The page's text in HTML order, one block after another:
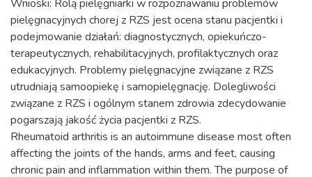
Wnioski: Rolą pielęgniarki w rozpoznawaniu problemów
pielęgnacyjnych chorej z RZS jest ocena stanu pacjentki i
podejmowanie działań: diagnostycznych, opiekuńczo-
terapeutycznych, rehabilitacyjnych, profilaktycznych oraz
edukacyjnych. Problemy pielęgnacyjne związane z RZS
utrudniają samoopiekę i samopielęgnację. Dolegliwości
związane z RZS i ogólnym stanem zdrowia zdecydowanie
pogarszają jakość życia pacjentki z RZS.
Rheumatoid arthritis is an autoimmune disease most often
affecting the joints of the hands, arms and feet, causing
chronic pain and inflammation within them. The purpose of